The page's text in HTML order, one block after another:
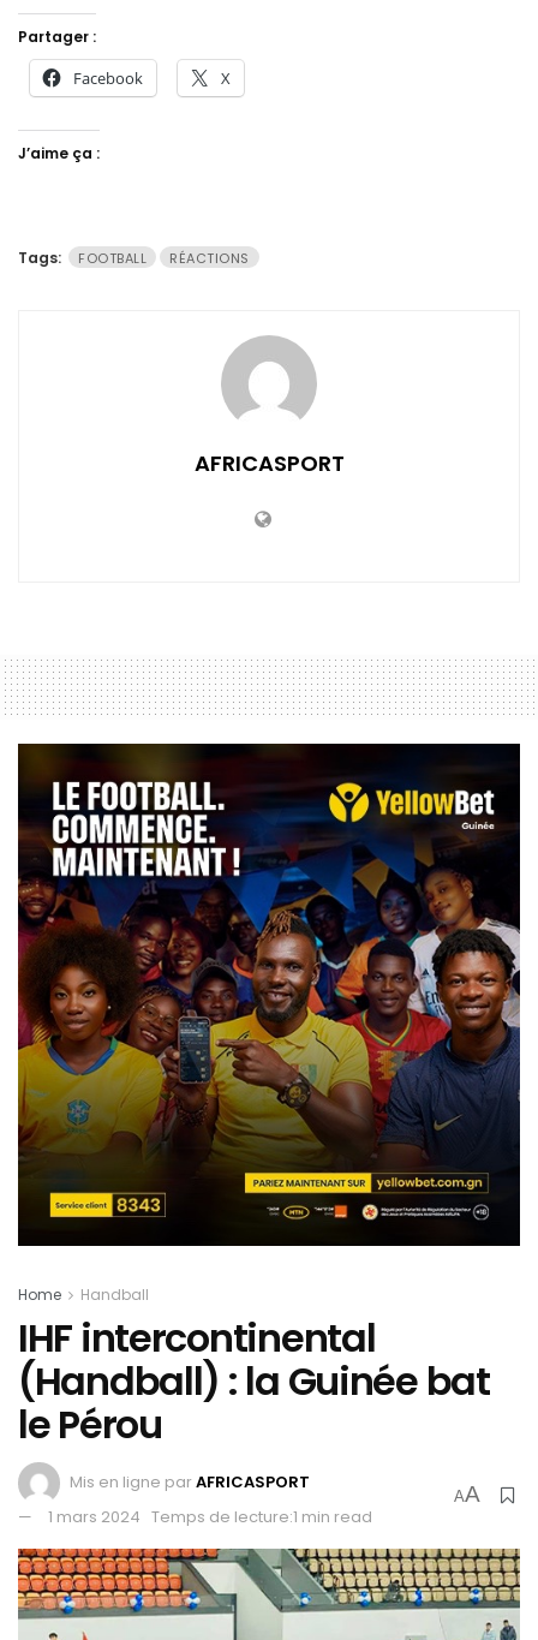
Partager :
Facebook X
J’aime ça :
Tags: FOOTBALL RÉACTIONS
AFRICASPORT
Home Handball
IHF intercontinental
(Handball) : la Guinée bat
le Pérou
Mis en ligne parAFRICASPORT
1 mars 2024 Temps de lecture:1 min read
AA